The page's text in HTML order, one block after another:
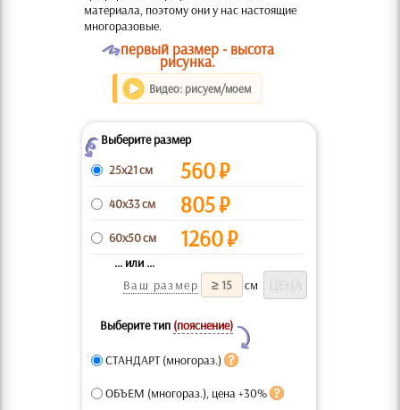
материала, поэтому они у нас настоящие
многоразовые.
Oпервый размер - высота
рисунка.
Видео: рисуем/моем
ZВыберите размер
25x21 см
560₽
40x33 см 805₽
60x50 см 1260₽
... или ...
Ваш размер
см
Выберите тип (пояснение)
Y
СТАНДАРТ (многораз.)
ОБЪЕМ (многораз.), цена +30%